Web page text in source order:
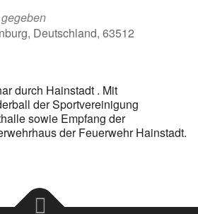
Deutschland, 63512
durch Hainstadt . Mit
der Sportvereinigung
sowie Empfang der
der Feuerwehr Hainstadt.